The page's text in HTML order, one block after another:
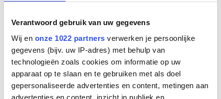
Verantwoord gebruik van uw gegevens
Wij en onze 1022 partners verwerken je persoonlijke
gegevens (bijv. uw IP-adres) met behulp van
technologieën zoals cookies om informatie op uw
apparaat op te slaan en te gebruiken met als doel
gepersonaliseerde advertenties en content, metingen aan
advertenties en content, inzicht in publiek en